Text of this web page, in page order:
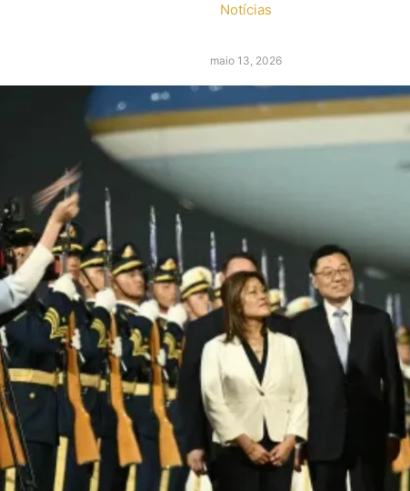
Notícias
maio 13, 2026